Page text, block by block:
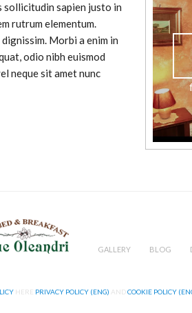
sollicitudin sapien justo in
rutrum elementum.
Morbi a enim in
odio nibh euismod
neque sit amet nunc
GALLERY BLOG
HERE PRIVACY POLICY (ENG) ANDCOOKIE POLICY